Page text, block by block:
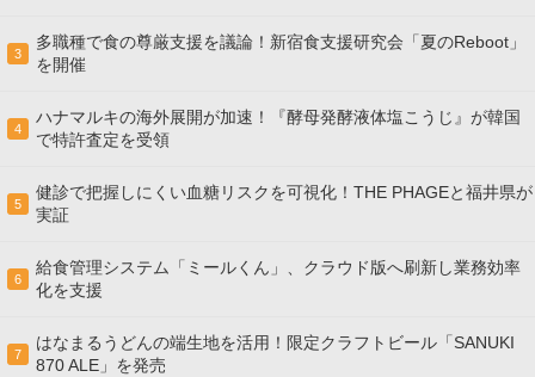
3
多職種で食の尊厳支援を議論！新宿食支援研究会「夏のReboot」
を開催
4
ハナマルキの海外展開が加速！『酵母発酵液体塩こうじ』が韓国
で特許査定を受領
5
健診で把握しにくい血糖リスクを可視化！THE PHAGEと福井県が
実証
6
給食管理システム「ミールくん」、クラウド版へ刷新し業務効率
化を支援
7
はなまるうどんの端生地を活用！限定クラフトビール「SANUKI
870 ALE」を発売